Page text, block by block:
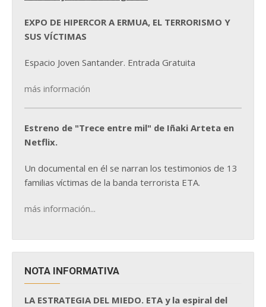
EXPO DE HIPERCOR A ERMUA, EL TERRORISMO Y
SUS VÍCTIMAS
Espacio Joven Santander. Entrada Gratuita
más información
Estreno de "Trece entre mil" de Iñaki Arteta en
Netflix.
Un documental en él se narran los testimonios de 13
familias víctimas de la banda terrorista ETA.
más información...
NOTA INFORMATIVA
LA ESTRATEGIA DEL MIEDO. ETA y la espiral del